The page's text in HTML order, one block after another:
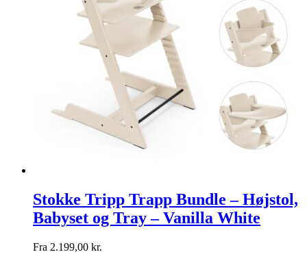
Stokke Tripp Trapp Bundle – Højstol,
Babyset og Tray – Vanilla White
Fra 2.199,00 kr.